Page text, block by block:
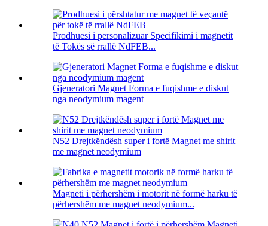
Prodhuesi i personalizuar Specifikimi i magnetit
të Tokës së rrallë NdFEB...
Gjeneratori Magnet Forma e fuqishme e diskut
nga neodymium magent
N52 Drejtkëndësh super i fortë Magnet me shirit
me magnet neodymium
Magneti i përhershëm i motorit në formë harku të
përhershëm me magnet neodymium...